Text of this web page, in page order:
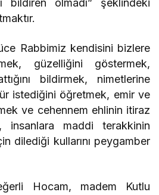
bildiren olmadı” şeklindeki
Rabbimiz kendisini bizlere
güzelliğini göstermek,
bildirmek, nimetlerine
istediğini öğretmek, emir ve
ve cehennem ehlinin itiraz
insanlara maddi terakkinin
dilediği kullarını peygamber
Hocam, madem Kutlu